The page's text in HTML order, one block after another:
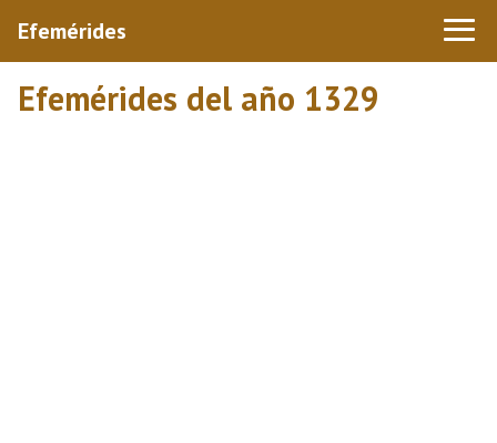
Efemérides
Efemérides del año 1329